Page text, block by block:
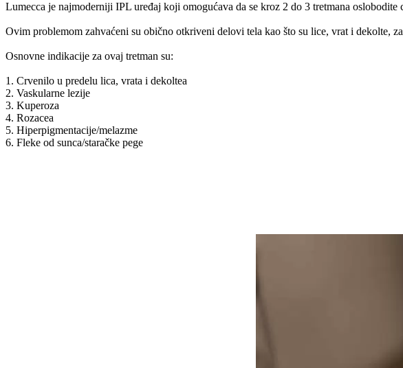
Lumecca je najmoderniji IPL uređaj koji omogućava da se kroz 2 do 3 tretmana
Ovim problemom zahvaćeni su obično otkriveni delovi tela kao što su lice, vrat i dekolte,
Osnovne indikacije za ovaj tretman su:
1. Crvenilo u predelu lica, vrata i dekoltea
2. Vaskularne lezije
3. Kuperoza
4. Rozacea
5. Hiperpigmentacije/melazme
6. Fleke od sunca/staračke pege